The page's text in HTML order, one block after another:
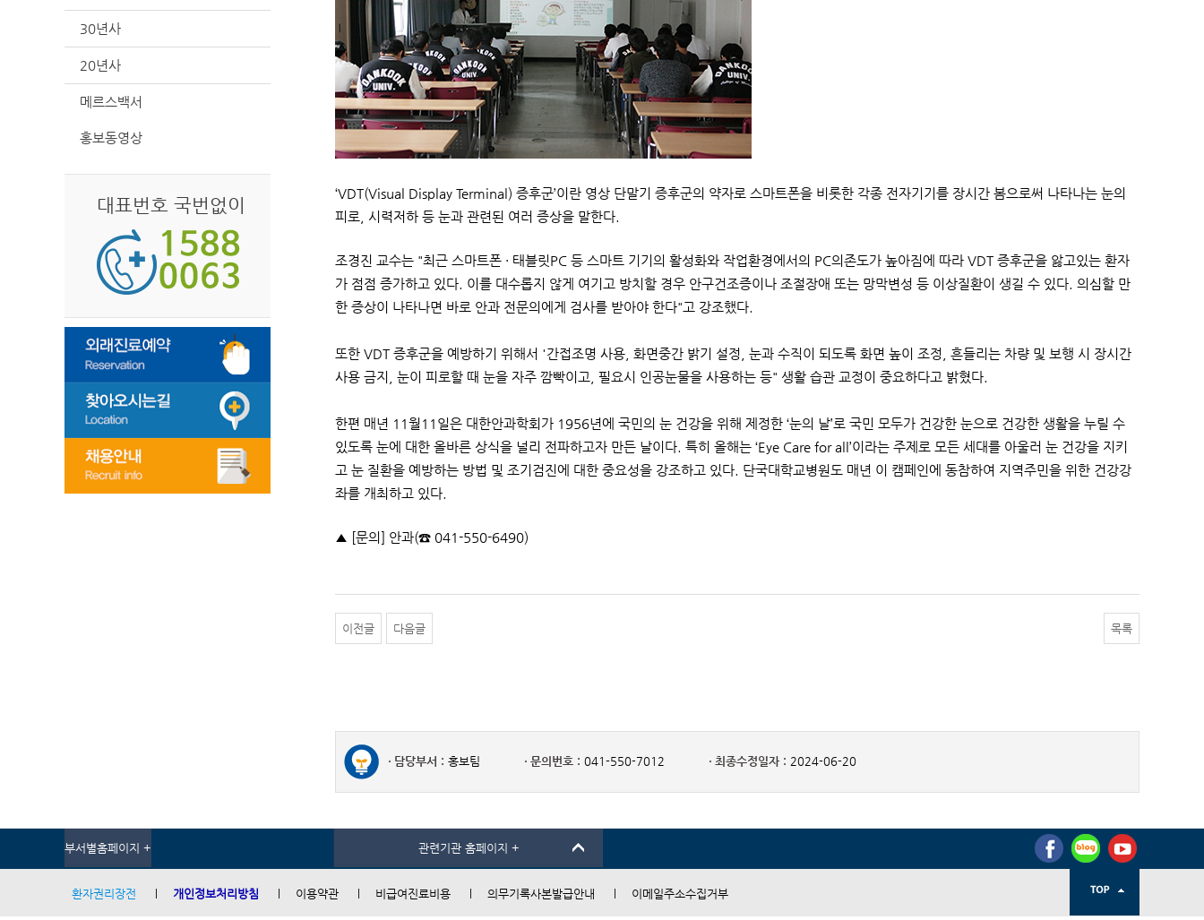
30년사
20년사
메르스백서
홍보동영상
대표번호 국번없이
‘VDT(Visual Display Terminal) 증후군’이란 영상 단말기 증후군의 약자로 스마트폰을 비롯한 각종 전자기기를 장시간 봄으로써 나타나는 눈의
피로, 시력저하 등 눈과 관련된 여러 증상을 말한다.
조경진 교수는 "최근 스마트폰 · 태블릿PC 등 스마트 기기의 활성화와 작업환경에서의 PC의존도가 높아짐에 따라 VDT 증후군을 앓고있는 환자
가 점점 증가하고 있다. 이를 대수롭지 않게 여기고 방치할 경우 안구건조증이나 조절장애 또는 망막변성 등 이상질환이 생길 수 있다. 의심할 만
한 증상이 나타나면 바로 안과 전문의에게 검사를 받아야 한다"고 강조했다.
또한 VDT 증후군을 예방하기 위해서 '간접조명 사용, 화면중간 밝기 설정, 눈과 수직이 되도록 화면 높이 조정, 흔들리는 차량 및 보행 시 장시간
사용 금지, 눈이 피로할 때 눈을 자주 깜빡이고, 필요시 인공눈물을 사용하는 등" 생활 습관 교정이 중요하다고 밝혔다.
한편 매년 11월11일은 대한안과학회가 1956년에 국민의 눈 건강을 위해 제정한 ‘눈의 날’로 국민 모두가 건강한 눈으로 건강한 생활을 누릴 수
있도록 눈에 대한 올바른 상식을 널리 전파하고자 만든 날이다. 특히 올해는 ‘Eye Care for all’이라는 주제로 모든 세대를 아울러 눈 건강을 지키
고 눈 질환을 예방하는 방법 및 조기검진에 대한 중요성을 강조하고 있다. 단국대학교병원도 매년 이 캠페인에 동참하여 지역주민을 위한 건강강
좌를 개최하고 있다.
▲ [문의] 안과(☎ 041-550-6490)
이전글 다음글 목록
담당부서 : 홍보팀 문의번호 : 041-550-7012 최종수정일자 : 2024-06-20
부서별홈페이지 + 관련기관 홈페이지 +
환자권리장전 개인정보처리방침 이용약관 비급여진료비용 의무기록사본발급안내 이메일주소수집거부